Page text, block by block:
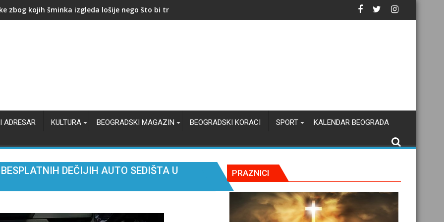
METEORA" NA AVALI
ADRESAR KULTURA BEOGRADSKI MAGAZIN BEOGRADSKI KORACI SPORT KALENDAR BEOGRADA
DEČIJIH AUTO SEDIŠTA U
PRAZNICI